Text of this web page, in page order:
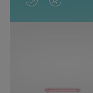
DAS
VIDEO
VIDEO
IST